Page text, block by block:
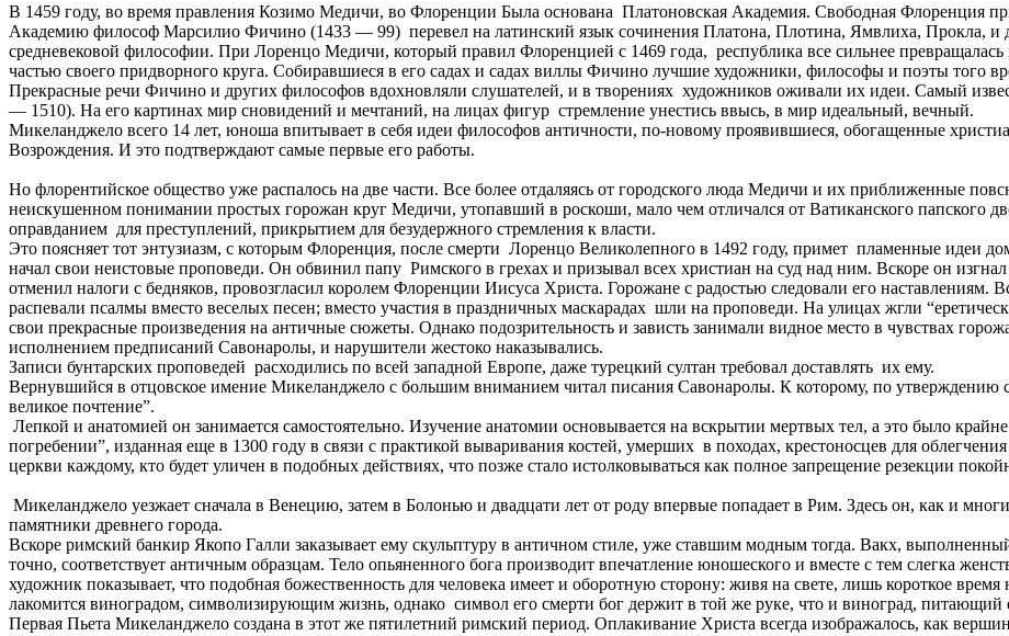
В 1459 году, во время правления Козимо Медичи, во Флоренции Была основана Платоновская Академия. Свободная Флоренция
Академию философ Марсилио Фичино (1433 — 99) перевел на латинский язык сочинения Платона, Плотина, Ямвлиха, Прокла, и
средневековой философии. При Лоренцо Медичи, который правил Флоренцией с 1469 года, республика все сильнее
частью своего придворного круга. Собиравшиеся в его садах и садах виллы Фичино лучшие художники, философы и поэты того
Прекрасные речи Фичино и других философов вдохновляли слушателей, и в творениях художников оживали их идеи. Самый
— 1510). На его картинах мир сновидений и мечтаний, на лицах фигур стремление унестись ввысь, в мир идеальный, вечный.
Микеланджело всего 14 лет, юноша впитывает в себя идеи философов античности, по-новому проявившиеся, обогащенные
Возрождения. И это подтверждают самые первые его работы.
Но флорентийское общество уже распалось на две части. Все более отдаляясь от городского люда Медичи и их приближенные
неискушенном понимании простых горожан круг Медичи, утопавший в роскоши, мало чем отличался от Ватиканского папского
оправданием для преступлений, прикрытием для безудержного стремления к власти.
Это поясняет тот энтузиазм, с которым Флоренция, после смерти Лоренцо Великолепного в 1492 году, примет пламенные идеи
начал свои неистовые проповеди. Он обвинил папу Римского в грехах и призывал всех христиан на суд над ним. Вскоре он
отменил налоги с бедняков, провозгласил королем Флоренции Иисуса Христа. Горожане с радостью следовали его наставлениям.
распевали псалмы вместо веселых песен; вместо участия в праздничных маскарадах шли на проповеди. На улицах жгли
свои прекрасные произведения на античные сюжеты. Однако подозрительность и зависть занимали видное место в чувствах
исполнением предписаний Савонаролы, и нарушители жестоко наказывались.
Записи бунтарских проповедей расходились по всей западной Европе, даже турецкий султан требовал доставлять их ему.
Вернувшийся в отцовское имение Микеланджело с большим вниманием читал писания Савонаролы. К которому, по утверждению
великое почтение”.
Лепкой и анатомией он занимается самостоятельно. Изучение анатомии основывается на вскрытии мертвых тел, а это было
погребении”, изданная еще в 1300 году в связи с практикой вываривания костей, умерших в походах, крестоносцев для
церкви каждому, кто будет уличен в подобных действиях, что позже стало истолковываться как полное запрещение резекции
Микеланджело уезжает сначала в Венецию, затем в Болонью и двадцати лет от роду впервые попадает в Рим. Здесь он, как и
памятники древнего города.
Вскоре римский банкир Якопо Галли заказывает ему скульптуру в античном стиле, уже ставшим модным тогда. Вакх,
точно, соответствует античным образцам. Тело опьяненного бога производит впечатление юношеского и вместе с тем слегка
художник показывает, что подобная божественность для человека имеет и оборотную сторону: живя на свете, лишь короткое
лакомится виноградом, символизирующим жизнь, однако символ его смерти бог держит в той же руке, что и виноград, питающий
Первая Пьета Микеланджело создана в этот же пятилетний римский период. Оплакивание Христа всегда изображалось, как